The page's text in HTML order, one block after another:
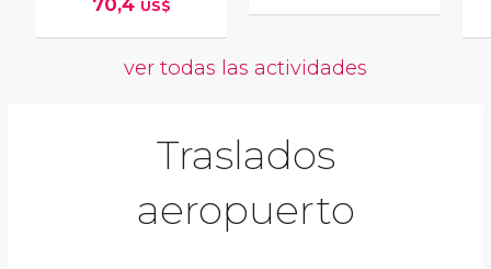
70,4 US$
ver todas las actividades
Traslados
aeropuerto